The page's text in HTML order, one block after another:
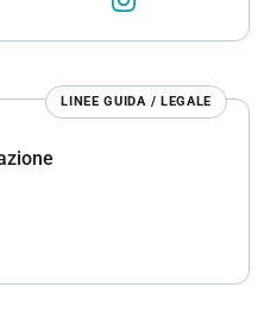
LINEE GUIDA / LEGALE